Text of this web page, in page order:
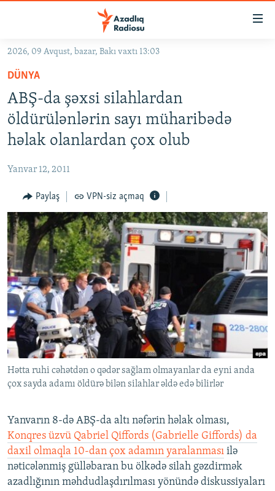
Əsas
qayıt
Əsas
naviqasiyaya
qayıt
Axtarışa
#İZAHLA
KORRUPSIOMETR
#ƏSLINDƏ
QANUNI DOĞRU
ARAŞDIRMA
MULTIMEDIA
VIDEO
FOTOQALEREYA
İNFOQRAFIKA
KARIKATURA
RADIO ARXIV
OXU ZALI
AZƏRBAYCAN ƏDƏBIYYATI KITABXANASI
İSLAM VƏ DEMOKRATIYA
İZ - MƏDƏNIYYƏT PROQRAMI
HAQQIMIZDA
MISSIYAMIZ
PEŞƏ ETIKASI VƏ JURNALISTIKA STANDARTLARIMIZ
MATERIALLARIMIZDAN ISTIFADƏ
AZADLIQRADIOSU MOBIL TELEFONUNUZDA
BIZIMLƏ ƏLAQƏ
BIZI IZLƏ
RFE/RL-in bütün saytları
2026, 09 Avqust, bazar, Bakı vaxtı 13:03
DÜNYA
ABŞ-da şəxsi silahlardan
öldürülənlərin sayı müharibədə
həlak olanlardan çox olub
Yanvar 12, 2011
Paylaş VPN-siz açmaq
Hətta ruhi cəhətdən o qədər sağlam olmayanlar da eyni anda
çox sayda adamı öldürə bilən silahlar əldə edə bilirlər
Yanvarın 8-də ABŞ-da altı nəfərin həlak olması,
Konqres üzvü Qabriel Qiffords (Gabrielle Giffords) da
daxil olmaqla 10-dan çox adamın yaralanması ilə
nəticələnmiş gülləbaran bu ölkədə silah gəzdirmək
azadlığının məhdudlaşdırılması yönündə diskussiyaları